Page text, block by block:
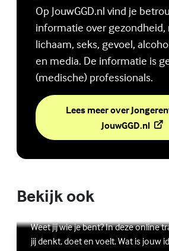
Op JouwGGD.nl vind je
informatie over gezondheid,
lichaam, seks, gevoel,
en media. De informatie is
(medische) professionals.
Lees meer over
JouwGGD.nl
Bekijk ook
Online zelfhulptraining -
Weet jij wie je bent? In deze online
jij denkt, doet en voelt. Wat is jouw
Lees meer over Online zelfhulptraining
(Externe link)